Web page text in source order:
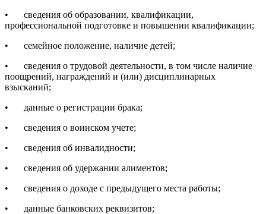
•
сведения об образовании, квалификации,
профессиональной подготовке и повышении квалификации;
•
семейное положение, наличие детей;
•
сведения о трудовой деятельности, в том числе наличие
поощрений, награждений и (или) дисциплинарных
взысканий;
•
данные о регистрации брака;
•
сведения о воинском учете;
•
сведения об инвалидности;
•
сведения об удержании алиментов;
•
сведения о доходе с предыдущего места работы;
•
данные банковских реквизитов;